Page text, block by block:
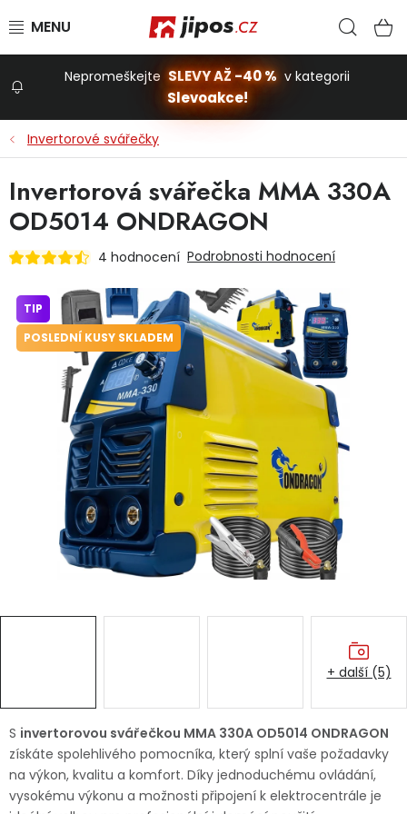
Stavba a dům
Dílna
Domácnost
Dětská hřiště
Autodoplňky
Vánoce
Značky
Nepromeškejte SLEVY AŽ -40 % v kategorii
Slevoakce!
Invertorové svářečky
S invertorovou svářečkou MMA 330A OD5014 ONDRAGON
získáte spolehlivého pomocníka, který splní vaše požadavky
na výkon, kvalitu a komfort. Díky jednoduchému ovládání,
vysokému výkonu a možnosti připojení k elektrocentrále je
Invertorová svářečka MMA 330A
OD5014 ONDRAGON
4 hodnocení Podrobnosti hodnocení
TIP
POSLEDNÍ KUSY SKLADEM
+ další (5)